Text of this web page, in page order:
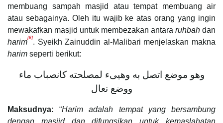
membuang sampah masjid atau tempat membuang air
atau sebagainya. Oleh itu wajib ke atas orang yang ingin
mewakafkan masjid untuk membezakan antara ruhbah dan
harim[6]. Syeikh Zainuddin al-Malibari menjelaskan makna
harim seperti berikut:
وهو موضع اتصل به وهيىء لمصلحته كانصباب ماء
ووضع نعال
Maksudnya: “Harim adalah tempat yang bersambung
dengan masjid dan difungsikan untuk kemaslahatan